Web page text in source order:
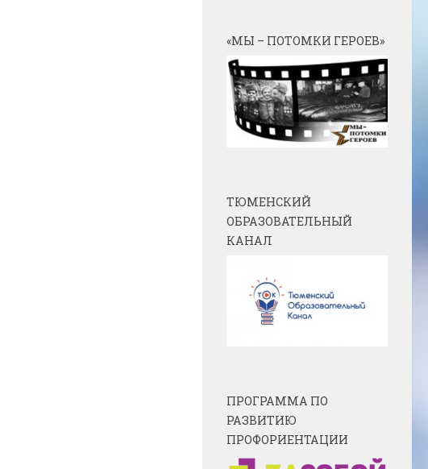
«МЫ – ПОТОМКИ ГЕРОЕВ»
ТЮМЕНСКИЙ
ОБРАЗОВАТЕЛЬНЫЙ
КАНАЛ
ПРОГРАММА ПО
РАЗВИТИЮ
ПРОФОРИЕНТАЦИИ